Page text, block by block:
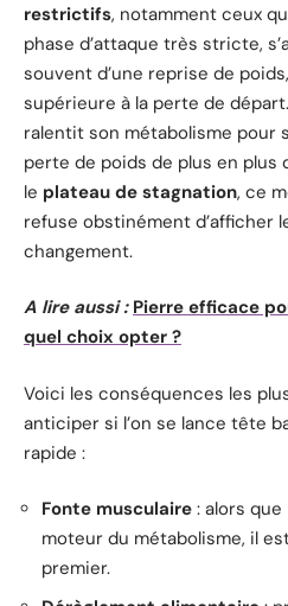
restrictifs, notamment ceux
phase d’attaque très stricte,
souvent d’une reprise de
supérieure à la perte de
ralentit son métabolisme pour
perte de poids de plus en plus
le plateau de stagnation, ce
refuse obstinément d’afficher
changement.
A lire aussi : Pierre efficace
quel choix opter ?
Voici les conséquences les
anticiper si l’on se lance tête
rapide :
Fonte musculaire : alors
moteur du métabolisme, il
premier.